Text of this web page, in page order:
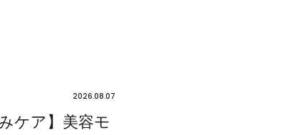
2026.08.07
ケア】美容モ